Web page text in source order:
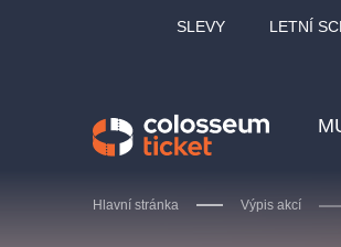
SLEVY LETNÍ
Hlavní stránka Výpis akcí